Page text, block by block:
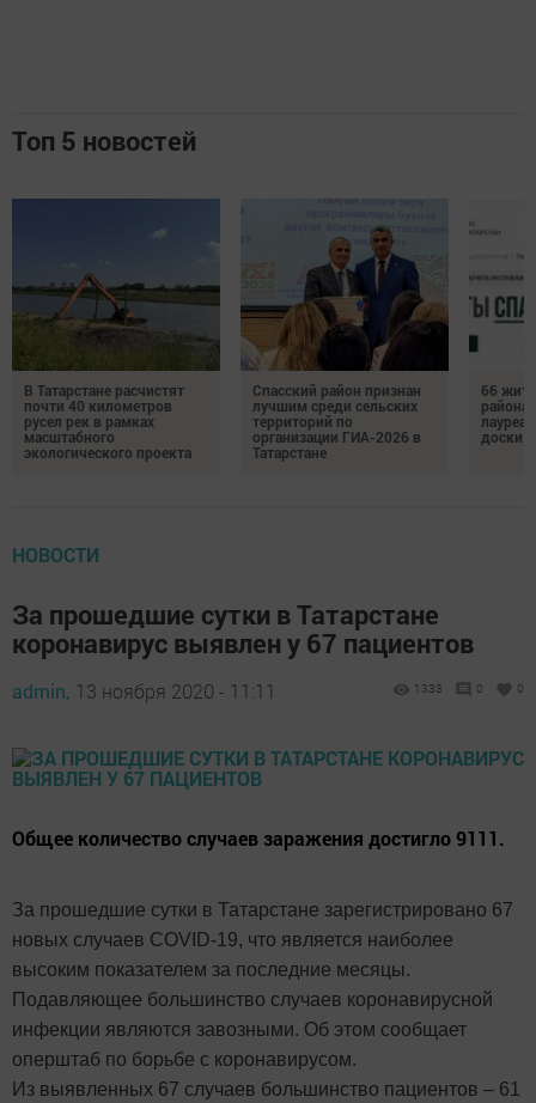
Топ 5 новостей
В Татарстане расчистят
почти 40 километров
русел рек в рамках
масштабного
экологического проекта
Спасский район признан
лучшим среди сельских
территорий по
организации ГИА-2026 в
Татарстане
66
района
доски
НОВОСТИ
За прошедшие сутки в Татарстане
коронавирус выявлен у 67 пациентов
admin, 13 ноября 2020 - 11:11 1333 0 0
Общее количество случаев заражения достигло 9111.
За прошедшие сутки в Татарстане зарегистрировано 67
новых случаев COVID-19, что является наиболее
высоким показателем за последние месяцы.
Подавляющее большинство случаев коронавирусной
инфекции являются завозными. Об этом сообщает
оперштаб по борьбе с коронавирусом.
Из выявленных 67 случаев большинство пациентов – 61